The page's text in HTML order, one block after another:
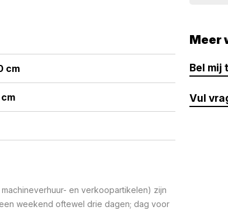
cm
en verkoopartikelen) zijn
weekend oftewel drie dagen; dag voor
Meer
Bel mij
Vul